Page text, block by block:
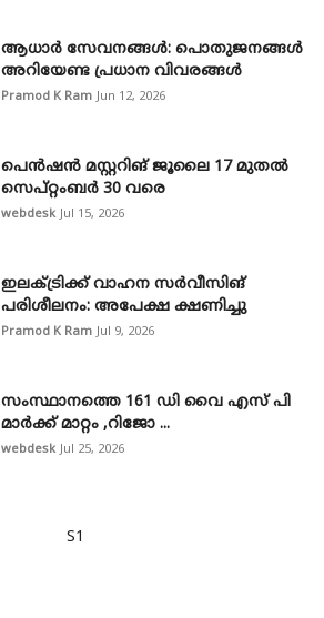
ആധാർ സേവനങ്ങൾ: പൊതുജനങ്ങൾ
അറിയേണ്ട പ്രധാന വിവരങ്ങൾ
Pramod K Ram Jun 12, 2026
പെൻഷൻ മസ്റ്ററിങ് ജൂലൈ 17 മുതൽ
സെപ്റ്റംബർ 30 വരെ
webdesk Jul 15, 2026
ഇലക്ട്രിക്ക് വാഹന സർവീസിങ്
പരിശീലനം: അപേക്ഷ ക്ഷണിച്ചു
Pramod K Ram Jul 9, 2026
സംസ്ഥാനത്തെ 161 ഡി വൈ എസ് പി
മാർക്ക് മാറ്റം ,റിജോ ...
webdesk Jul 25, 2026
S1